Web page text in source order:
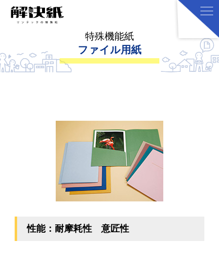
特殊機能紙
ファイル用紙
性能：耐摩耗性 意匠性